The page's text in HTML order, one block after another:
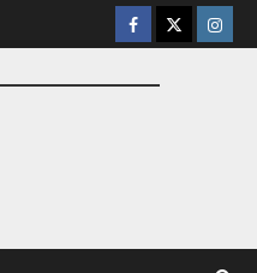
Facebook
X